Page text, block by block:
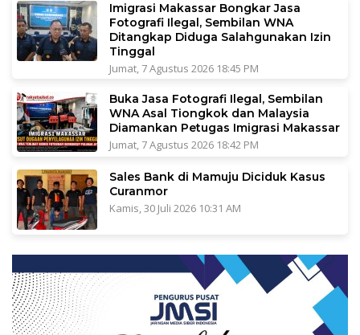
Imigrasi Makassar Bongkar Jasa
Fotografi Ilegal, Sembilan WNA
Ditangkap Diduga Salahgunakan Izin
Tinggal
Jumat, 7 Agustus 2026 18:45 PM
Buka Jasa Fotografi Ilegal, Sembilan
WNA Asal Tiongkok dan Malaysia
Diamankan Petugas Imigrasi Makassar
Jumat, 7 Agustus 2026 18:42 PM
Sales Bank di Mamuju Diciduk Kasus
Curanmor
Kamis, 30 Juli 2026 10:31 AM